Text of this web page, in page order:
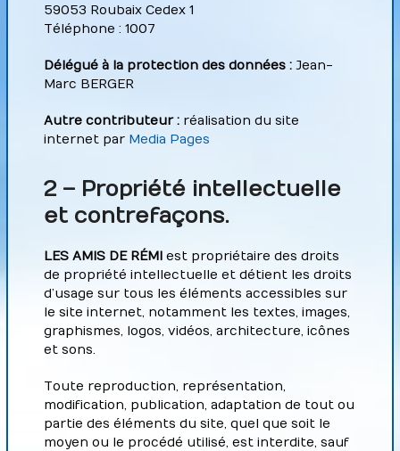
59053 Roubaix Cedex 1
Téléphone : 1007
Délégué à la protection des données :Jean-
Marc BERGER
Autre contributeur : réalisation du site
internet par Media Pages
2 – Propriété intellectuelle
et contrefaçons.
LES AMIS DE RÉMI est propriétaire des droits
de propriété intellectuelle et détient les droits
d’usage sur tous les éléments accessibles sur
le site internet, notamment les textes, images,
graphismes, logos, vidéos, architecture, icônes
et sons.
Toute reproduction, représentation,
modification, publication, adaptation de tout ou
partie des éléments du site, quel que soit le
moyen ou le procédé utilisé, est interdite, sauf